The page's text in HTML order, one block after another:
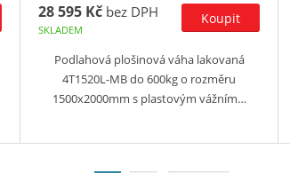
28 595 Kč bez DPH
SKLADEM
Podlahová plošinová váha lakovaná
4T1520L-MB do 600kg o rozměru
1500x2000mm s plastovým vážním…